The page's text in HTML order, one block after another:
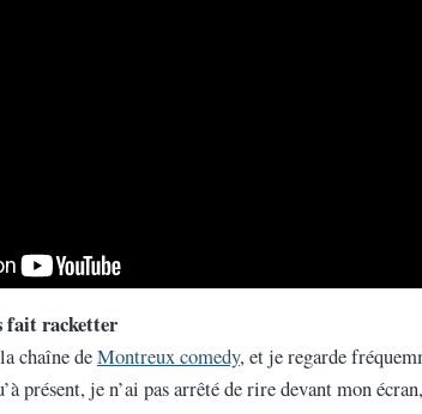
fait racketter
chaîne deMontreux comedy, et je regarde
présent, je n’ai pas arrêté de rire devant mon